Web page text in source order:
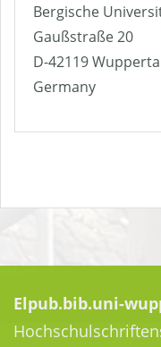
Bergische
Gaußstraße 20
D-42119
Germany
Elpub.bib.uni-